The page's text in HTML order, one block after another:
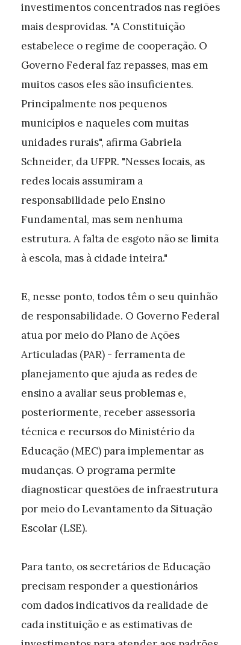
investimentos concentrados nas regiões
mais desprovidas. "A Constituição
estabelece o regime de cooperação. O
Governo Federal faz repasses, mas em
muitos casos eles são insuficientes.
Principalmente nos pequenos
municípios e naqueles com muitas
unidades rurais", afirma Gabriela
Schneider, da UFPR. "Nesses locais, as
redes locais assumiram a
responsabilidade pelo Ensino
Fundamental, mas sem nenhuma
estrutura. A falta de esgoto não se limita
à escola, mas à cidade inteira."
E, nesse ponto, todos têm o seu quinhão
de responsabilidade. O Governo Federal
atua por meio do Plano de Ações
Articuladas (PAR) - ferramenta de
planejamento que ajuda as redes de
ensino a avaliar seus problemas e,
posteriormente, receber assessoria
técnica e recursos do Ministério da
Educação (MEC) para implementar as
mudanças. O programa permite
diagnosticar questões de infraestrutura
por meio do Levantamento da Situação
Escolar (LSE).
Para tanto, os secretários de Educação
precisam responder a questionários
com dados indicativos da realidade de
cada instituição e as estimativas de